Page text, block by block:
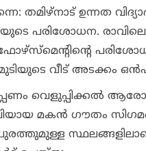
തമിഴ്‌നാട് ഉന്നത
പരിശോധന.
വീട് അടക്കം
വെളുപ്പിക്കല്‍
മകന്‍ ഗൗതം